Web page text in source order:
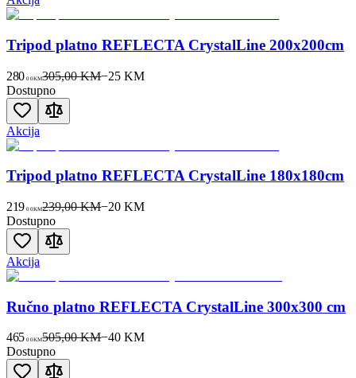
Tripod platno REFLECTA CrystalLine 200x200cm
280 00KM305,00 KM−25 KM
Dostupno
Akcija
Tripod platno REFLECTA CrystalLine 180x180cm
219 00KM239,00 KM−20 KM
Dostupno
Akcija
Ručno platno REFLECTA CrystalLine 300x300 cm
465 00KM505,00 KM−40 KM
Dostupno